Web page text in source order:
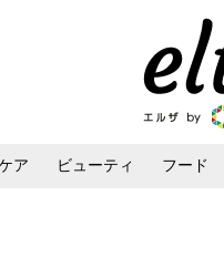
ア ビューティ フード